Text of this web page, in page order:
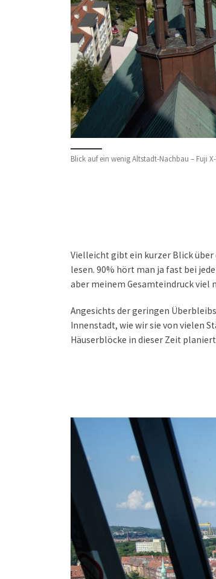
Blick auf ein wenig Altstadt-Nachbau – Fuji
Vielleicht gibt ein kurzer Blick über
lesen. 90% hört man ja fast bei
aber meinem Gesamteindruck viel
Angesichts der geringen
Innenstadt, wie wir sie von vielen
Häuserblöcke in dieser Zeit